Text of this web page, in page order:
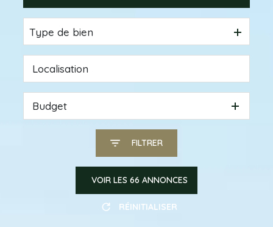
Type de bien
Budget
FILTRER
VOIR LES 66 ANNONCES
RÉINITIALISER